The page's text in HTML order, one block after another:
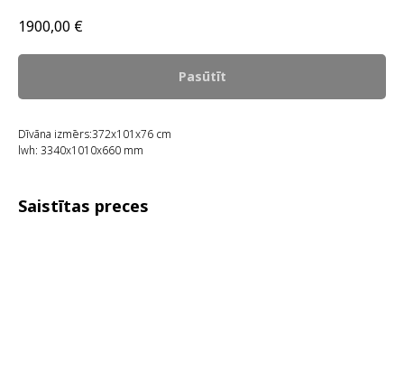
1900,00 €
Pasūtīt
Dīvāna izmērs:372x101x76 cm
lwh: 3340x1010x660 mm
Saistītas preces